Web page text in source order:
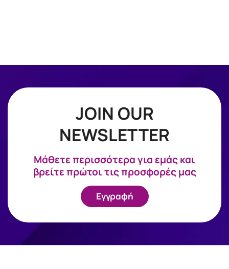
JOIN OUR
NEWSLETTER
Mάθετε περισσότερα για εμάς και
βρείτε πρώτοι τις προσφορές μας
Εγγραφή